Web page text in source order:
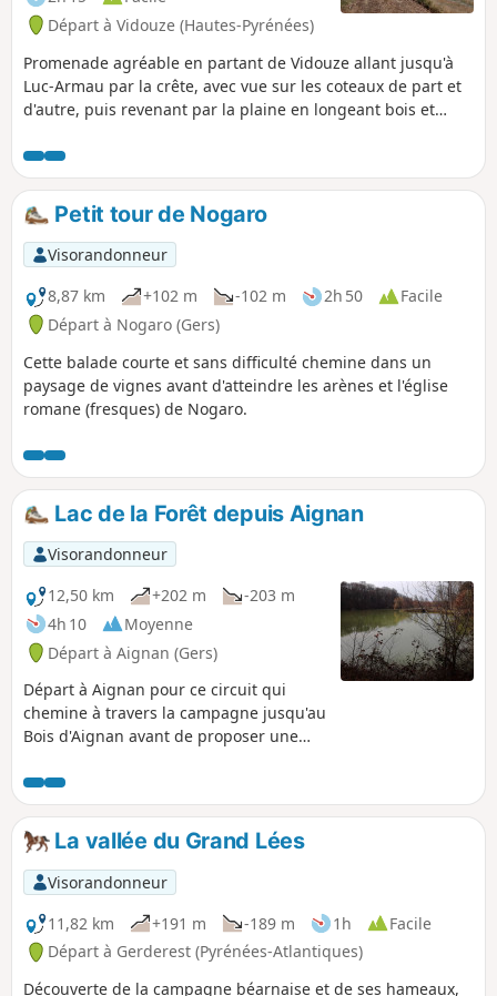
Départ à Vidouze (Hautes-Pyrénées)
Promenade agréable en partant de Vidouze allant jusqu'à
Luc-Armau par la crête, avec vue sur les coteaux de part et
d'autre, puis revenant par la plaine en longeant bois et
Pyrénées.
Petit tour de Nogaro
Visorandonneur
8,87 km
+102 m -102 m 2h 50
Facile
Départ à Nogaro (Gers)
Cette balade courte et sans difficulté chemine dans un
paysage de vignes avant d'atteindre les arènes et l'église
romane (fresques) de Nogaro.
Lac de la Forêt depuis Aignan
Visorandonneur
12,50 km
+202 m
-203 m
4h 10
Moyenne
Départ à Aignan (Gers)
Départ à Aignan pour ce circuit qui
chemine à travers la campagne jusqu'au
Bois d'Aignan avant de proposer une
le Lac de la Forêt.
La vallée du Grand Lées
Visorandonneur
11,82 km
+191 m -189 m 1h
Facile
Départ à Gerderest (Pyrénées-Atlantiques)
Découverte de la campagne béarnaise et de ses hameaux,